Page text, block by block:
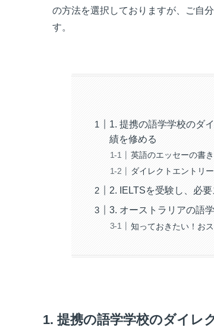
の方法を選択しておりますが、ご自
す。
1. 提携の語学学校のダ
績を修める
英語のエッセーの書
ダイレクトエントリ
2. IELTSを受験し、必
3. オーストラリアの語
知っておきたい！お
1. 提携の語学学校のダイレ